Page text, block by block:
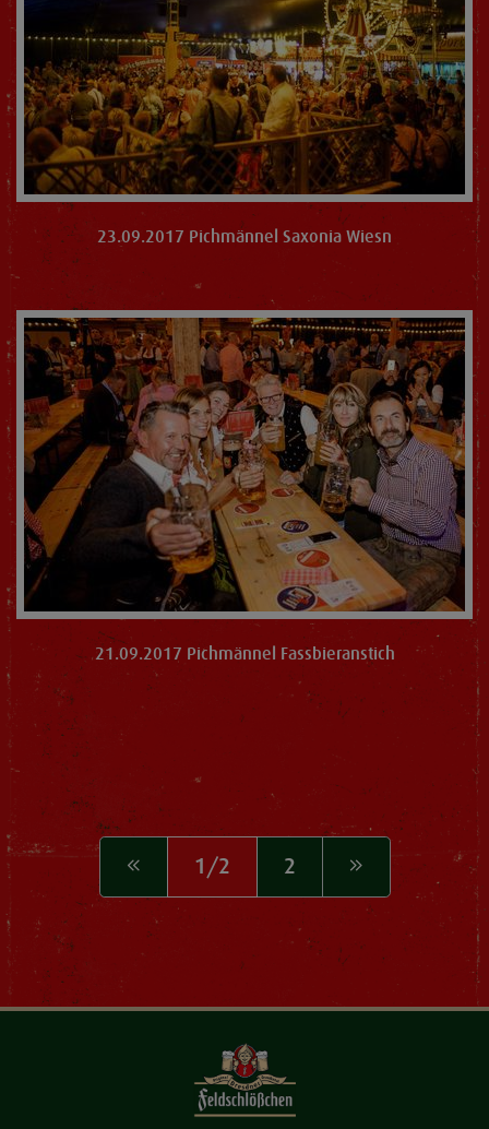
23.09.2017 Pichmännel Saxonia Wiesn
21.09.2017 Pichmännel Fassbieranstich
1/2 2